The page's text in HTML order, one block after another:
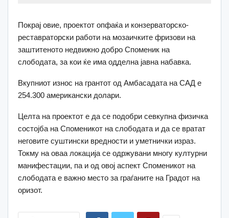
Покрај овие, проектот опфаќа и конзерваторско-
реставраторски работи на мозаичките фризови на
заштитеното недвижно добро Споменик на
слободата, за кои ќе има одделна јавна набавка.
Вкупниот износ на грантот од Амбасадата на САД е
254.300 американски долари.
Целта на проектот е да се подобри севкупна физичка
состојба на Споменикот на слободата и да се вратат
неговите суштински вредности и уметнички израз.
Токму на оваа локација се одржувани многу културни
манифестации, па и од овој аспект Споменикот на
слободата е важно место за граѓаните на Градот на
оризот.